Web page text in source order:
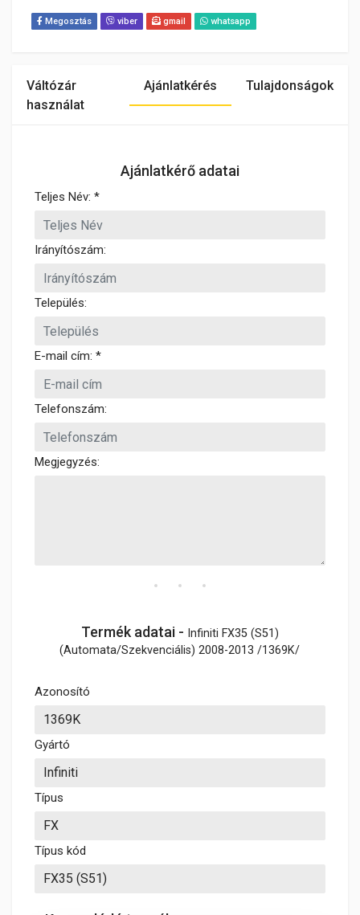
Megosztás viber gmail whatsapp
Váltózár
használat
Ajánlatkérés Tulajdonságok
Ajánlatkérő adatai
Teljes Név: *
Irányítószám:
Település:
E-mail cím: *
Telefonszám:
Megjegyzés:
Termék adatai - Infiniti FX35 (S51)
(Automata/Szekvenciális) 2008-2013 /1369K/
Azonosító
Gyártó
Típus
Típus kód